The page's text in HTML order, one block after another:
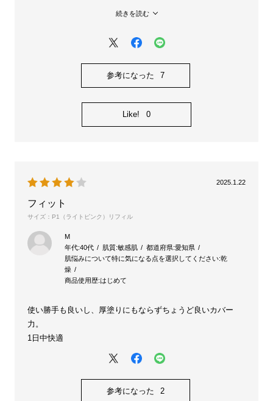
こちらは、カバー力がごく控えめなので、塗布したことで大
っても汚い仕上がりにならないので、ナチュラルに肌を仕上
またB.Aの香りが好きなので心地よく使うことができていま
もっと色が明るく、カバー力の高いものが出ると嬉しいで
続きを読む
参考になった 7
Like! 0
2025.1.22
フィット
サイズ：P1（ライトピンク）リフィル
M
年代:40代 肌質:敏感肌 都道府県:愛知県
肌悩みについて特に気になる点を選択してください:乾
燥
商品使用歴:はじめて
使い勝手も良いし、厚塗りにもならずちょうど良いカバー
力。
1日中快適
参考になった 2